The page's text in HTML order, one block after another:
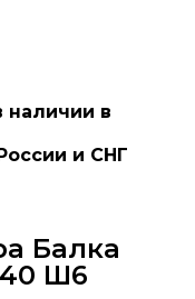
наличии в
и СНГ
Балка
40 Ш6